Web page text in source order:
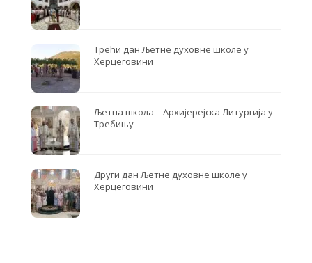
Трећи дан Љетне духовне школе у
Херцеговини
Љетна школа – Архијерејска Литургија у
Требињу
Други дан Љетне духовне школе у
Херцеговини